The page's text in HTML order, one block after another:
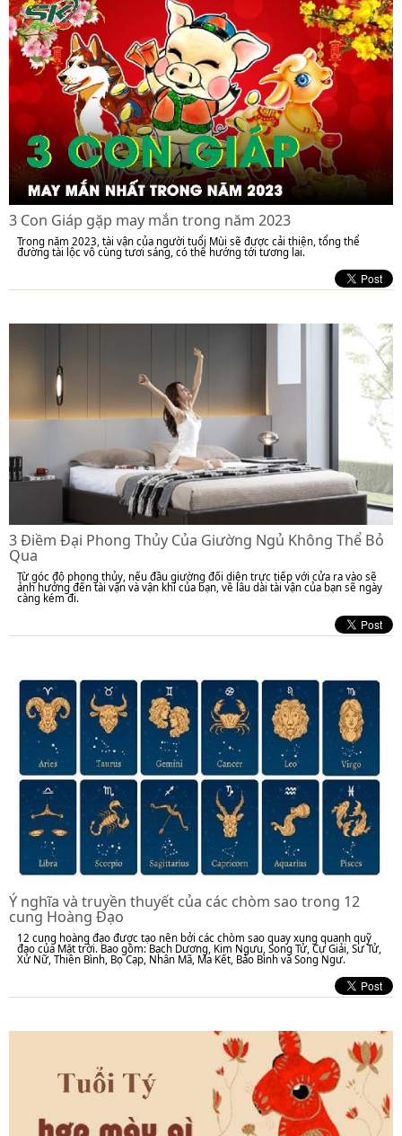
3 Con Giáp gặp may mắn trong năm 2023
Trong năm 2023, tài vận của người tuổi Mùi sẽ được cải thiện, tổng thể
đường tài lộc vô cùng tươi sáng, có thể hướng tới tương lai.
3 Điềm Đại Phong Thủy Của Giường Ngủ Không Thể Bỏ
Qua
Từ góc độ phong thủy, nếu đầu giường đối diện trực tiếp với cửa ra vào sẽ
ảnh hưởng đến tài vận và vận khí của bạn, về lâu dài tài vận của bạn sẽ ngày
càng kém đi.
Ý nghĩa và truyền thuyết của các chòm sao trong 12
cung Hoàng Đạo
12 cung hoàng đạo được tạo nên bởi các chòm sao quay xung quanh quỹ
đạo của Mặt trời. Bao gồm: Bạch Dương, Kim Ngưu, Song Tử, Cự Giải, Sư Tử,
Xử Nữ, Thiên Bình, Bọ Cạp, Nhân Mã, Ma Kết, Bảo Bình và Song Ngư.